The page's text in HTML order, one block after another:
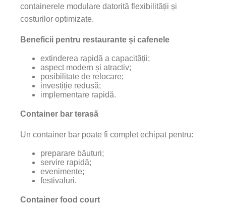
containerele modulare datorită flexibilității și
costurilor optimizate.
Beneficii pentru restaurante și cafenele
extinderea rapidă a capacității;
aspect modern și atractiv;
posibilitate de relocare;
investiție redusă;
implementare rapidă.
Container bar terasă
Un container bar poate fi complet echipat pentru:
preparare băuturi;
servire rapidă;
evenimente;
festivaluri.
Container food court